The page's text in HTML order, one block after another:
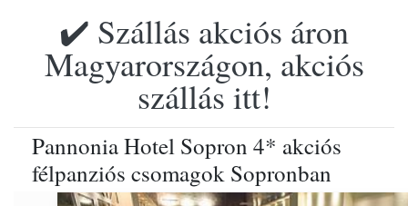
✔️ Szállás akciós áron
Magyarországon, akciós
szállás itt!
Pannonia Hotel Sopron 4* akciós
félpanziós csomagok Sopronban